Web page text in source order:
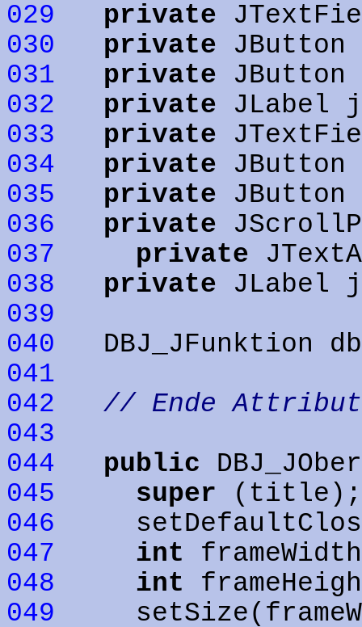
029
private
030
private
031
private JButton
032
private JLabel
033
private
034
private JButton
035
private
036
private
037
private
038
private JLabel
039
040 DBJ_JFunktion
041
042
// Ende
043
044
public
045
super (title);
046
047
int
048
int
049